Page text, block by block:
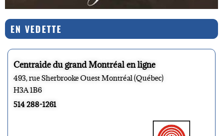
EN VEDETTE
Centraide du grand Montréal en ligne
493, rue Sherbrooke Ouest Montréal (Québec)
H3A 1B6
514 288-1261